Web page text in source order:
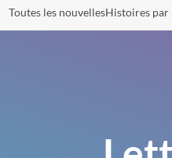
Toutes les nouvellesHistoires par